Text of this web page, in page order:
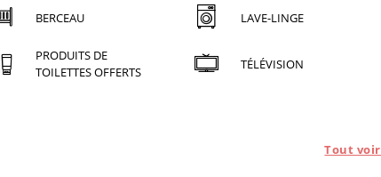
BERCEAU LAVE-LINGE
PRODUITS DE
TOILETTES OFFERTS
TÉLÉVISION
Tout voir